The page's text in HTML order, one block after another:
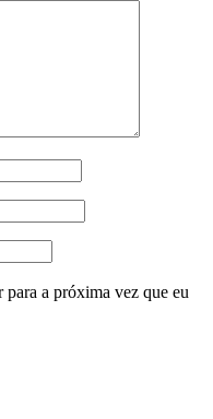
para a próxima vez que eu